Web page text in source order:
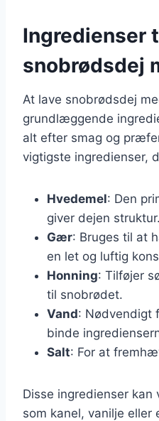
Ingredienser
snobrødsdej
At lave snobrødsdej
grundlæggende
alt efter smag og
vigtigste ingredienser,
Hvedemel: Den
giver dejen struktur.
Gær: Bruges til at
en let og luftig
Honning: Tilføjer
til snobrødet.
Vand: Nødvendigt
binde
Salt: For at
Disse ingredienser
som kanel, vanilje